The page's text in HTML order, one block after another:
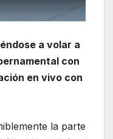
a volar a
con
en vivo con
la parte